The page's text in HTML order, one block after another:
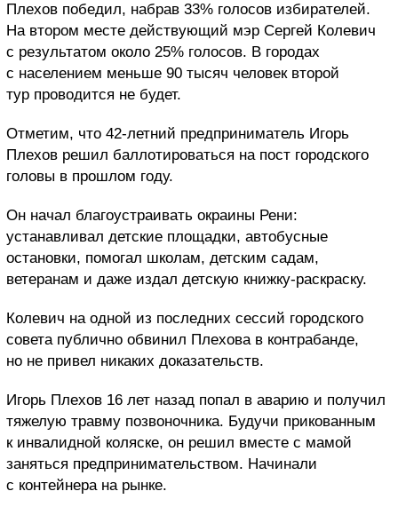
Плехов победил, набрав 33% голосов избирателей.
На втором месте действующий мэр Сергей Колевич
с результатом около 25% голосов. В городах
с населением меньше 90 тысяч человек второй
тур проводится не будет.
Отметим, что 42-летний предприниматель Игорь
Плехов решил баллотироваться на пост городского
головы в прошлом году.
Он начал благоустраивать окраины Рени:
устанавливал детские площадки, автобусные
остановки, помогал школам, детским садам,
ветеранам и даже издал детскую книжку-раскраску.
Колевич на одной из последних сессий городского
совета публично обвинил Плехова в контрабанде,
но не привел никаких доказательств.
Игорь Плехов 16 лет назад попал в аварию и получил
тяжелую травму позвоночника. Будучи прикованным
к инвалидной коляске, он решил вместе с мамой
заняться предпринимательством. Начинали
с контейнера на рынке.